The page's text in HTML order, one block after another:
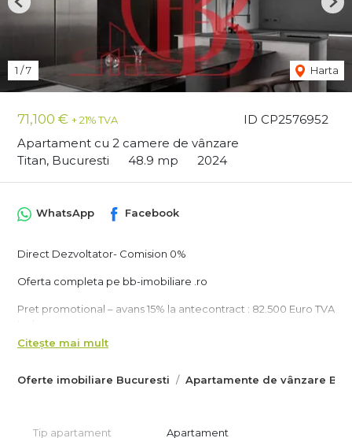
ID CP2576952
71,100 € + 21% TVA
Apartament cu 2 camere de vânzare
Titan, Bucuresti
48.9 mp 2024
1 /7 Harta
Previous
Oferte imobiliare Bucuresti Apartamente de vânzare
WhatsApp Facebook
Direct Dezvoltator- Comision 0%
Oferta completa pe bb-imobiliare .ro
Pret promotional – avans 15% la antecontract : 82.500 Euro TVA
Pret promotional – avans 50% la antecontract : 79.500 Euro
TVA Inclus.
TVA Inclus.
pe jos fata de statia de metrou Nicolae Teclu si de mijloacele
Citește mai mult
Tip apartament Apartament